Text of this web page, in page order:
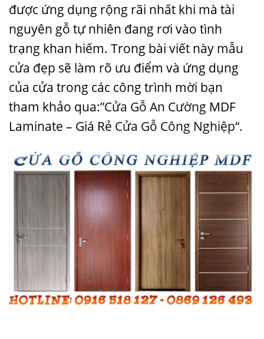
được ứng dụng rộng rãi nhất khi mà tài
nguyên gỗ tự nhiên đang rơi vào tình
trạng khan hiếm. Trong bài viết này mẫu
cửa đẹp sẽ làm rõ ưu điểm và ứng dụng
của cửa trong các công trình mời bạn
tham khảo qua:”Cửa Gỗ An Cường MDF
Laminate – Giá Rẻ Cửa Gỗ Công Nghiệp“.